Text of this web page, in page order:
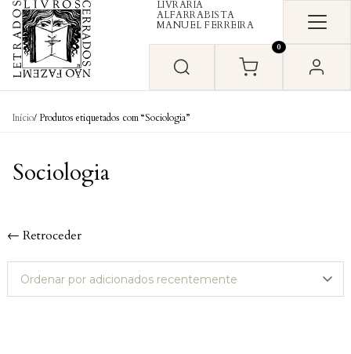
Skip to content
LIVRARIA
ALFARRABISTA
MANUEL FERREIRA
0
Início/ Produtos etiquetados com “Sociologia”
Sociologia
← Retroceder